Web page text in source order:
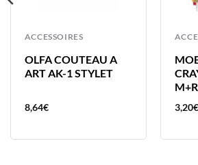
ACCESSOIRES
OLFA COUTEAU A
ART AK-1 STYLET
8,64€ 3,20€